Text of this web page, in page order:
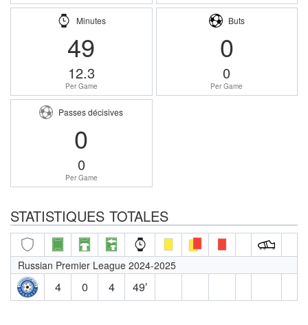
Minutes
49
12.3
Per Game
Buts
0
0
Per Game
Passes décisives
0
0
Per Game
STATISTIQUES TOTALES
Russian Premier League 2024-2025
4 0 4 49′